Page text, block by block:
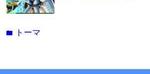
folder トーマ